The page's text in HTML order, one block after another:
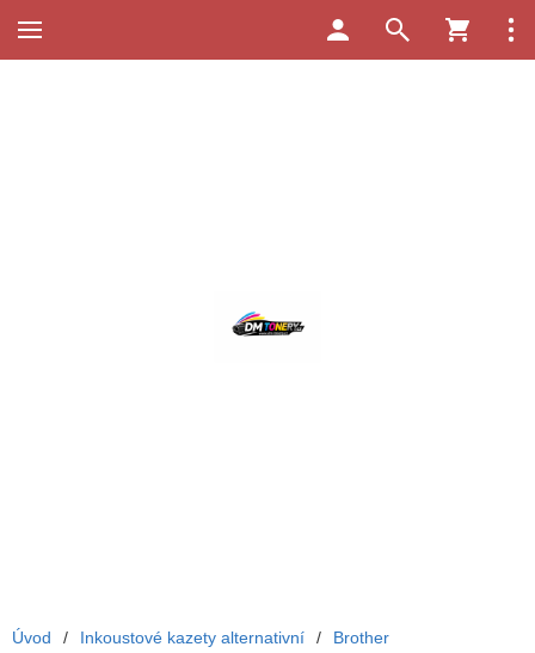
Úvod / Inkoustové kazety alternativní / Brother